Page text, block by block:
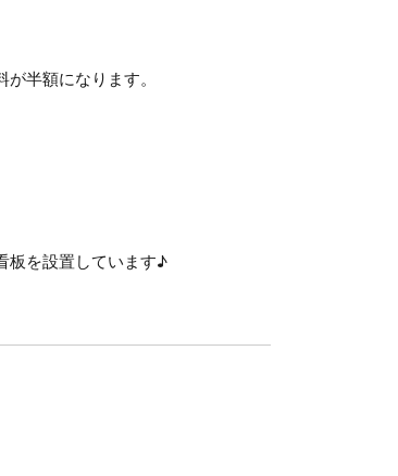
半額になります。
板を設置しています♪